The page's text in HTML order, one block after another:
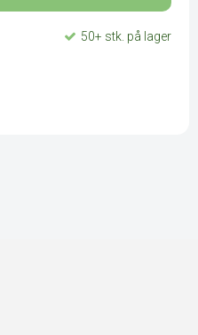
50+ stk. på lager